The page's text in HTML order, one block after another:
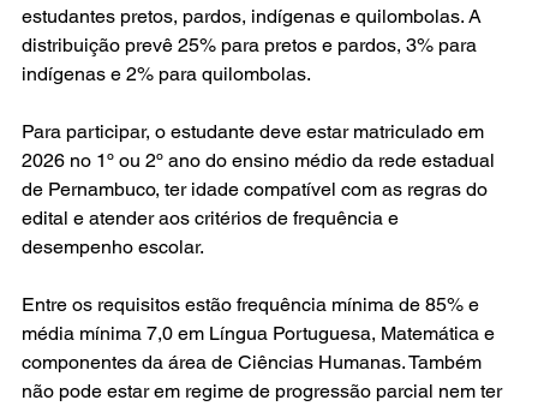
estudantes pretos, pardos, indígenas e quilombolas. A
distribuição prevê 25% para pretos e pardos, 3% para
indígenas e 2% para quilombolas.
Para participar, o estudante deve estar matriculado em
2026 no 1º ou 2º ano do ensino médio da rede estadual
de Pernambuco, ter idade compatível com as regras do
edital e atender aos critérios de frequência e
desempenho escolar.
Entre os requisitos estão frequência mínima de 85% e
média mínima 7,0 em Língua Portuguesa, Matemática e
componentes da área de Ciências Humanas. Também
não pode estar em regime de progressão parcial nem ter